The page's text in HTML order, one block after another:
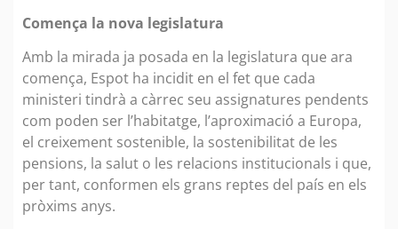
Comença la nova legislatura
Amb la mirada ja posada en la legislatura que ara
comença, Espot ha incidit en el fet que cada
ministeri tindrà a càrrec seu assignatures pendents
com poden ser l’habitatge, l’aproximació a Europa,
el creixement sostenible, la sostenibilitat de les
pensions, la salut o les relacions institucionals i que,
per tant, conformen els grans reptes del país en els
pròxims anys.